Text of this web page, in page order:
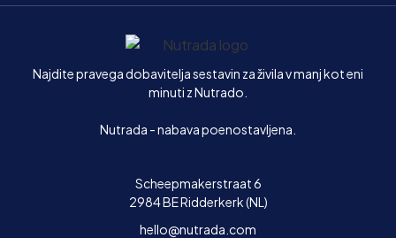
Domov
Najdite pravega dobavitelja sestavin za živila v manj kot eni
minuti z Nutrado.
Nutrada - nabava poenostavljena.
Scheepmakerstraat 6
2984 BE Ridderkerk (NL)
hello@nutrada.com